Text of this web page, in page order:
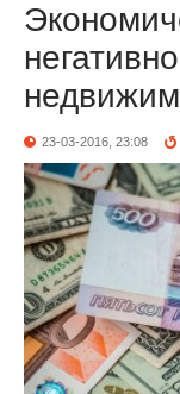
23-03-2016, 23:08